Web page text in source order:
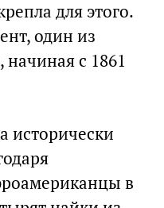
для этого.
один из
с 1861
исторически
в